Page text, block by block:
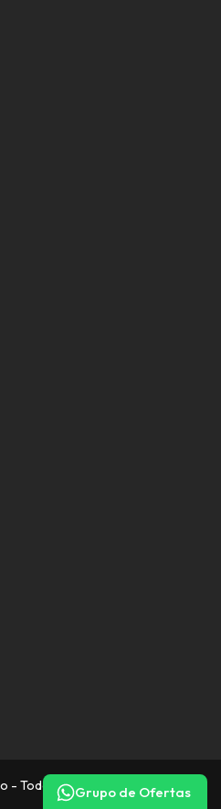
Grupo de Ofertas
Todos os direitos reservados.